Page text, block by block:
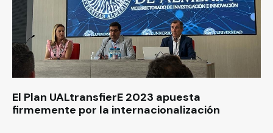
El Plan UALtransfierE 2023 apuesta
firmemente por la internacionalización